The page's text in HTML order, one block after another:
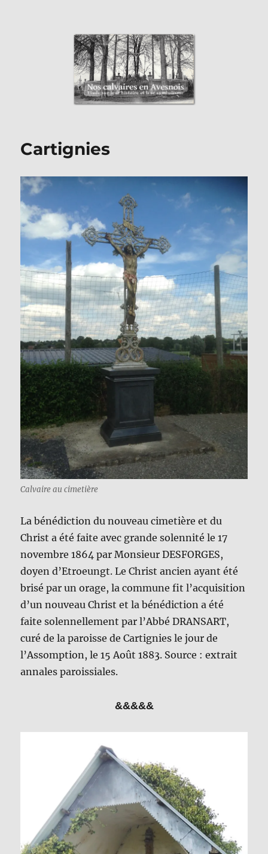
Nos Calvaires en Avesnois
Cartignies
Calvaire au cimetière
La bénédiction du nouveau cimetière et du
Christ a été faite avec grande solennité le 17
novembre 1864 par Monsieur DESFORGES,
doyen d’Etroeungt. Le Christ ancien ayant été
brisé par un orage, la commune fit l’acquisition
d’un nouveau Christ et la bénédiction a été
faite solennellement par l’Abbé DRANSART,
curé de la paroisse de Cartignies le jour de
l’Assomption, le 15 Août 1883. Source : extrait
annales paroissiales.
&&&&&